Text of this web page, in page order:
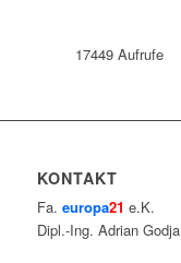
17449 Aufrufe
KONTAKT
Fa. europa21 e.K.
Dipl.-Ing. Adrian Godja